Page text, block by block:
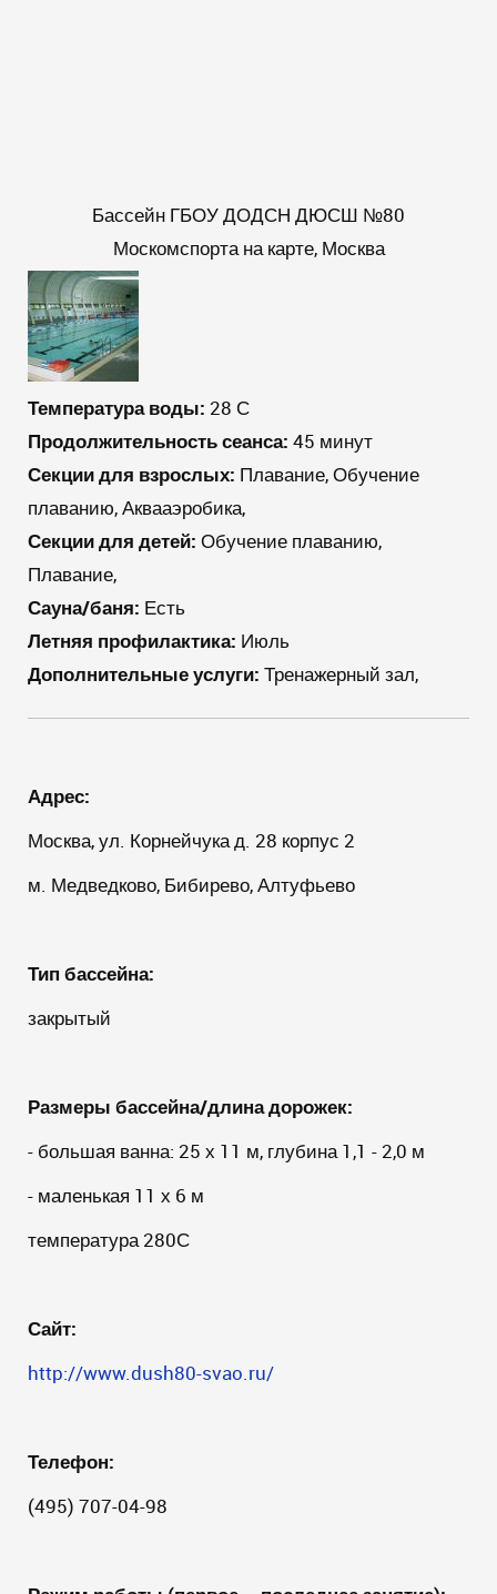
Бассейн ГБОУ ДОДСН ДЮСШ №80
Москомспорта на карте, Москва
Температура воды: 28 С
Продолжительность сеанса: 45 минут
Секции для взрослых: Плавание, Обучение
плаванию, Аквааэробика,
Секции для детей: Обучение плаванию,
Плавание,
Сауна/баня: Есть
Летняя профилактика: Июль
Дополнительные услуги: Тренажерный зал,
Адрес:
Москва, ул. Корнейчука д. 28 корпус 2
м. Медведково, Бибирево, Алтуфьево
Тип бассейна:
закрытый
Размеры бассейна/длина дорожек:
- большая ванна: 25 х 11 м, глубина 1,1 - 2,0 м
- маленькая 11 х 6 м
температура 280С
Сайт:
http://www.dush80-svao.ru/
Телефон:
(495) 707-04-98